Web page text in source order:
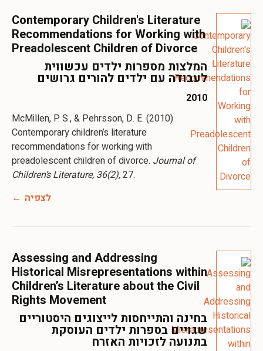
Contemporary Children's Literature
Recommendations for Working with
Preadolescent Children of Divorce
המלצות מספרות ילדים עכשווית
לעבודה עם ילדים להורים גרושים
2010
McMillen, P. S., & Pehrsson, D. E. (2010).
Contemporary children’s literature
recommendations for working with
preadolescent children of divorce. Journal of
Children’s Literature, 36(2),27.
לצפיה
Assessing and Addressing
Historical Misrepresentations within
Children’s Literature about the Civil
Rights Movement
בחינה והתייחסות לייצוגים היסטוריים
שגויים בספרות ילדים העוסקת
בתנועה לזכויות האזרח